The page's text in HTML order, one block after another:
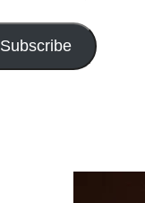
Subscribe